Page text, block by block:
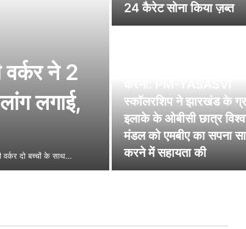
वर्कर ने 2
लगाई,
दो बच्चों के साथ…
24 कैरेट सोना किया ज़ब्त
स्कॉलरशिप ने झारखंड के
इलाके के ओबीसी छात्र
मंडल को एमबीए का सपना
करने में सहायता की